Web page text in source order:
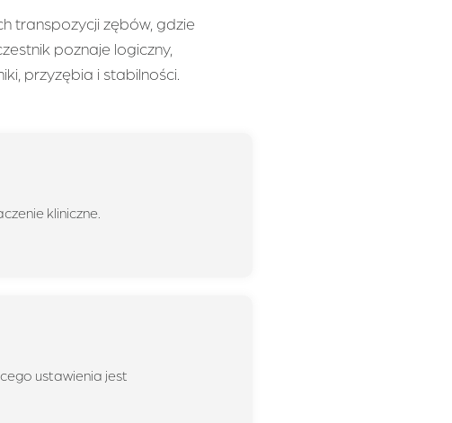
transpozycji zębów, gdzie
poznaje logiczny,
przyzębia i stabilności.
kliniczne.
ustawienia jest